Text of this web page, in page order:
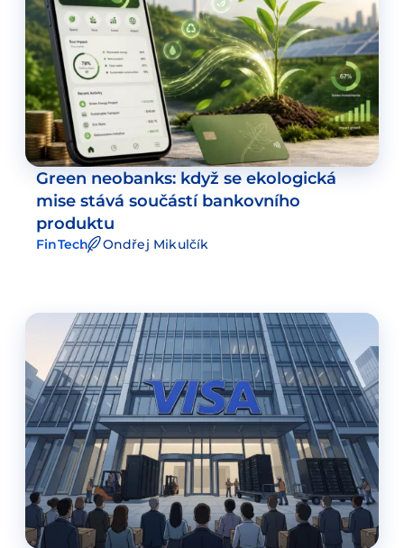
Green neobanks: když se ekologická
mise stává součástí bankovního
produktu
FinTech Ondřej Mikulčík